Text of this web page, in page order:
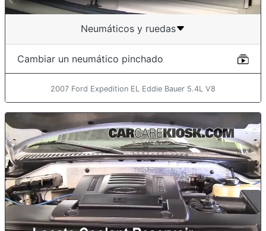
Neumáticos y ruedas
Cambiar un neumático pinchado
2007 Ford Expedition EL Eddie Bauer 5.4L V8